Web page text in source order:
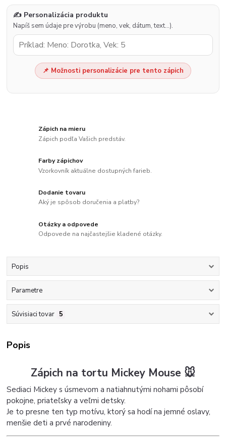
✍️ Personalizácia produktu
Napíš sem údaje pre výrobu (meno, vek, dátum, text…).
📌 Možnosti personalizácie pre tento zápich
Zápich na mieru
Zápich podľa Vašich predstáv.
Farby zápichov
Vzorkovník aktuálne dostupných farieb.
Dodanie tovaru
Aký je spôsob doručenia a platby?
Otázky a odpovede
Odpovede na najčastejšie kladené otázky.
Popis
Parametre
Súvisiaci tovar 5
Popis
Zápich na tortu Mickey Mouse 🐭
Sediaci Mickey s úsmevom a natiahnutými nohami pôsobí
pokojne, priateľsky a veľmi detsky.
Je to presne ten typ motívu, ktorý sa hodí na jemné oslavy,
menšie deti a prvé narodeniny.